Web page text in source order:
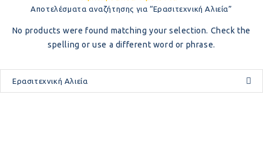
Αποτελέσματα αναζήτησης για “Ερασιτεχνική Αλιεία”
No products were found matching your selection. Check the
spelling or use a different word or phrase.